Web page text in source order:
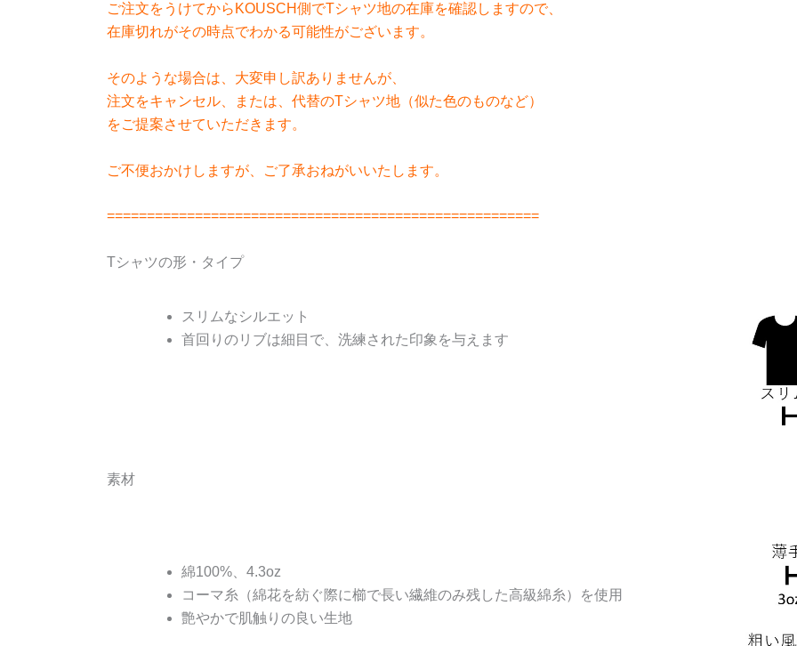
ご注文をうけてからKOUSCH側でTシャツ地の在庫を確認しますので、
在庫切れがその時点でわかる可能性がございます。
そのような場合は、大変申し訳ありませんが、
注文をキャンセル、または、代替のTシャツ地（似た色のものなど）
をご提案させていただきます。
ご不便おかけしますが、ご了承おねがいいたします。
======================================================
Tシャツの形・タイプ
スリムなシルエット
首回りのリブは細目で、洗練された印象を与えます
素材
綿100%、4.3oz
コーマ糸（綿花を紡ぐ際に櫛で長い繊維のみ残した高級綿糸）を使用
艶やかで肌触りの良い生地